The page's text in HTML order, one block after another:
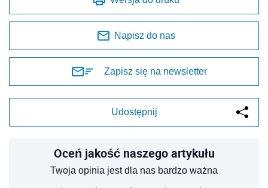
Napisz do nas
Zapisz się na newsletter
Udostępnij
Oceń jakość naszego artykułu
Twoja opinia jest dla nas bardzo ważna